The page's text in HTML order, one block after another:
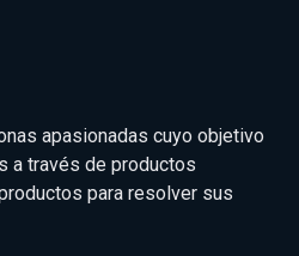
apasionadas cuyo objetivo
a través de productos
para resolver sus